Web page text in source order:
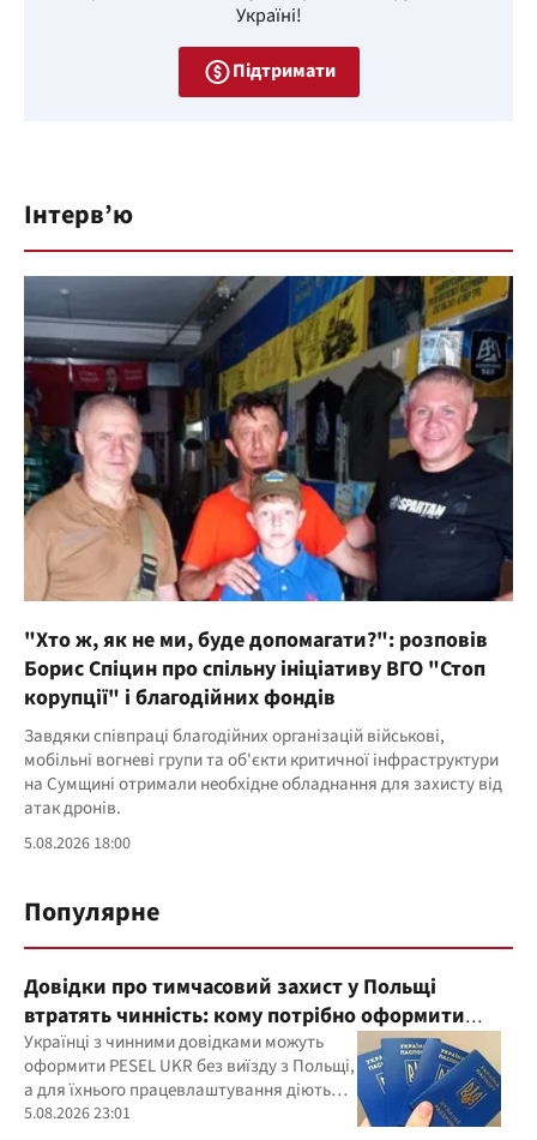
Україні!
Підтримати
Інтерв’ю
"Хто ж, як не ми, буде допомагати?": розповів
Борис Спіцин про спільну ініціативу ВГО "Стоп
корупції" і благодійних фондів
Завдяки співпраці благодійних організацій військові,
мобільні вогневі групи та об'єкти критичної інфраструктури
на Сумщині отримали необхідне обладнання для захисту від
атак дронів.
5.08.2026 18:00
Популярне
Довідки про тимчасовий захист у Польщі
втратять чинність: кому потрібно оформити
PESEL UKR
Українці з чинними довідками можуть
оформити PESEL UKR без виїзду з Польщі,
а для їхнього працевлаштування діють
окремі правила
5.08.2026 23:01